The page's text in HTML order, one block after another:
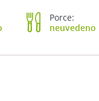
Porce:
neuvedeno